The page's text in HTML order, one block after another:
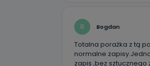
B Bogdan
Totalna porażka z tą
normalne
zapis ,bez